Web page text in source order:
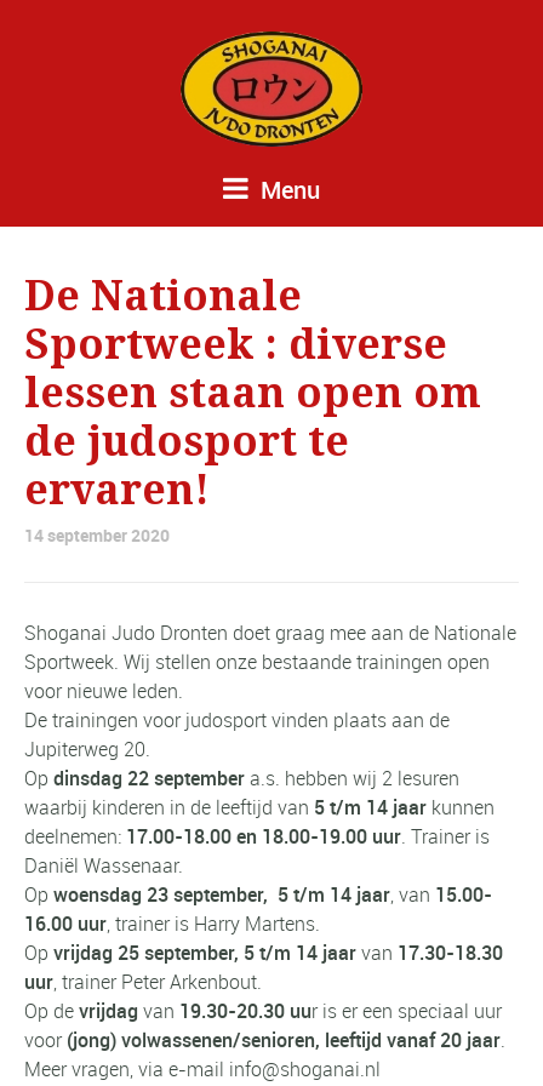
Menu
De Nationale
Sportweek : diverse
lessen staan open om
de judosport te
ervaren!
14 september 2020
Shoganai Judo Dronten doet graag mee aan de Nationale
Sportweek. Wij stellen onze bestaande trainingen open
voor nieuwe leden.
De trainingen voor judosport vinden plaats aan de
Jupiterweg 20.
Op dinsdag 22 septembera.s. hebben wij 2 lesuren
waarbij kinderen in de leeftijd van 5 t/m 14 jaar kunnen
deelnemen: 17.00-18.00 en 18.00-19.00 uur. Trainer is
Daniël Wassenaar.
Op woensdag 23 september, 5 t/m 14 jaar, van 15.00-
16.00 uur, trainer is Harry Martens.
Op vrijdag 25 september, 5 t/m 14 jaarvan 17.30-18.30
uur, trainer Peter Arkenbout.
Op devrijdag van 19.30-20.30 uur is er een speciaal uur
voor(jong) volwassenen/senioren, leeftijd vanaf 20 jaar.
Meer vragen, via e-mail info@shoganai.nl